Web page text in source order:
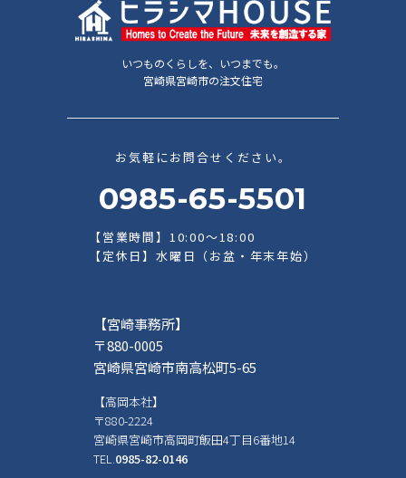
いつものくらしを、いつまでも。
宮崎県宮崎市の注文住宅
お気軽にお問合せください。
0985-65-5501
【営業時間】10:00～18:00
【定休日】水曜日（お盆・年末年始）
【宮崎事務所】
〒880-0005
宮崎県宮崎市南高松町5-65
【高岡本社】
〒880-2224
宮崎県宮崎市高岡町飯田4丁目6番地14
TEL. 0985-82-0146